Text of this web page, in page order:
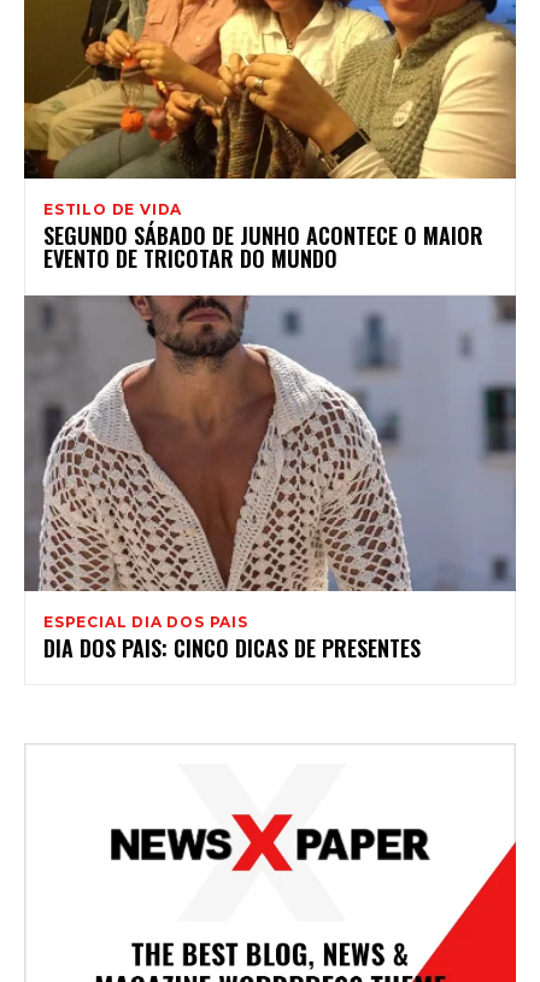
ESTILO DE VIDA
SEGUNDO SÁBADO DE JUNHO ACONTECE O MAIOR
EVENTO DE TRICOTAR DO MUNDO
ESPECIAL DIA DOS PAIS
DIA DOS PAIS: CINCO DICAS DE PRESENTES